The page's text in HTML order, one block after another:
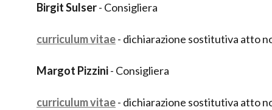
Birgit Sulser- Consigliera
curriculum vitae- dichiarazione sostitutiva atto
Margot Pizzini- Consigliera
curriculum vitae- dichiarazione sostitutiva atto